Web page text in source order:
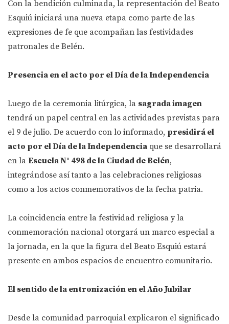
Con la bendición culminada, la representación del Beato
Esquiú iniciará una nueva etapa como parte de las
expresiones de fe que acompañan las festividades
patronales de Belén.
Presencia en el acto por el Día de la Independencia
Luego de la ceremonia litúrgica, la sagrada imagen
tendrá un papel central en las actividades previstas para
el 9 de julio. De acuerdo con lo informado, presidirá el
acto por el Día de la Independencia que se desarrollará
en la Escuela N° 498 de la Ciudad de Belén,
integrándose así tanto a las celebraciones religiosas
como a los actos conmemorativos de la fecha patria.
La coincidencia entre la festividad religiosa y la
conmemoración nacional otorgará un marco especial a
la jornada, en la que la figura del Beato Esquiú estará
presente en ambos espacios de encuentro comunitario.
El sentido de la entronización en el Año Jubilar
Desde la comunidad parroquial explicaron el significado